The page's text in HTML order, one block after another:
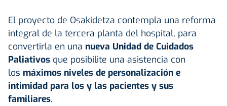
El proyecto de Osakidetza contempla una reforma
integral de la tercera planta del hospital, para
convertirla en una nueva Unidad de Cuidados
Paliativos que posibilite una asistencia con
los máximos niveles de personalización e
intimidad para los y las pacientes y sus
familiares.